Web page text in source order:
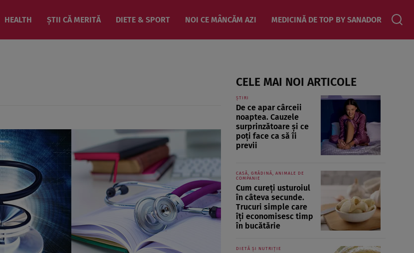
HEALTH ȘTII CĂ MERITĂ DIETE & SPORT NOI CE MÂNCĂM AZI MEDICINĂ DE TOP BY SANADOR
CELE MAI NOI ARTICOLE
ȘTIRI
De ce apar cârceii
noaptea. Cauzele
surprinzătoare și ce
poți face ca să îi
previi
CASĂ, GRĂDINĂ, ANIMALE DE
COMPANIE
Cum cureți usturoiul
în câteva secunde.
Trucuri simple care
îți economisesc timp
în bucătărie
DIETĂ ȘI NUTRIȚIE